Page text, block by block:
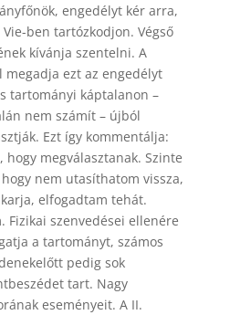
engedélyt kér arra,
ben tartózkodjon. Végső
kívánja szentelni. A
megadja ezt az engedélyt
tartományi káptalanon –
nem számít – újból
Ezt így kommentálja:
megválasztanak. Szinte
nem utasíthatom vissza,
elfogadtam tehát.
Fizikai szenvedései ellenére
a tartományt, számos
pedig sok
tart. Nagy
eseményeit. A II.